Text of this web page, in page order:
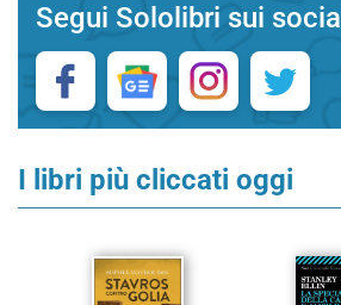
Segui Sololibri sui social
I libri più cliccati oggi